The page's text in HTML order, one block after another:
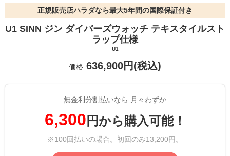
正規販売店ハラダなら最大5年間の国際保証付き
U1 SINN ジン ダイバーズウォッチ テキスタイルスト
ラップ仕様
U1
価格 636,900円(税込)
無金利分割払いなら 月々わずか
6,300 円から購入可能！
※100回払いの場合。初回のみ13,200円。